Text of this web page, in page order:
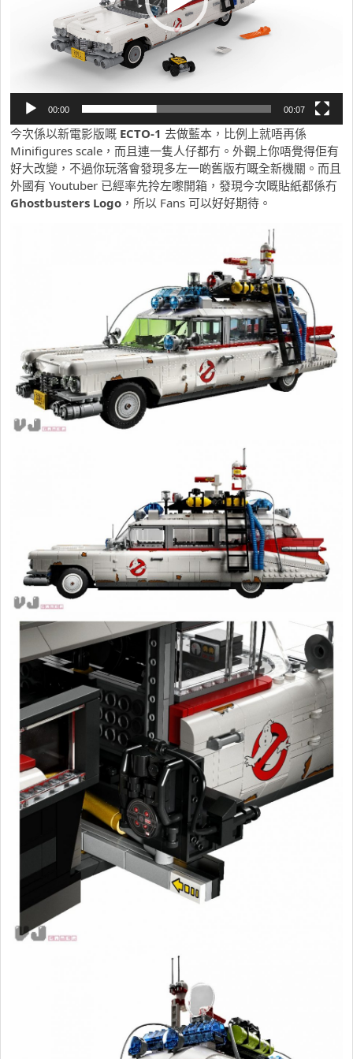
00:00 00:07
今次係以新電影版嘅 ECTO-1 去做藍本，比例上就唔再係
Minifigures scale，而且連一隻人仔都冇。外觀上你唔覺得佢有
好大改變，不過你玩落會發現多左一啲舊版冇嘅全新機關。而且
外國有 Youtuber 已經率先拎左嚟開箱，發現今次嘅貼紙都係冇
Ghostbusters Logo ，所以 Fans 可以好好期待。